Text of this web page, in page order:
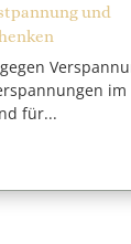
und
im
für...